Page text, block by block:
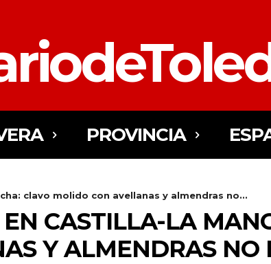
PROVINCIA
clavo molido con avellanas y almendras no...
CASTILLA-LA
Y ALMENDRAS NO